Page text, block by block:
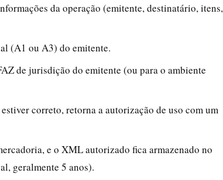
da operação (emitente, destinatário, itens,
(A1 ou A3) do emitente.
de jurisdição do emitente (ou para o ambiente
correto, retorna a autorização de uso com um
e o XML autorizado fica armazenado no
geralmente 5 anos).